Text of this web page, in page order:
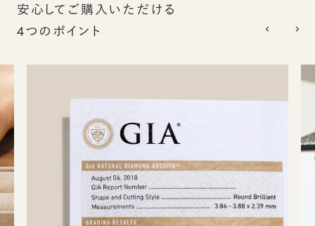
安心してご購入いただける
4つのポイント